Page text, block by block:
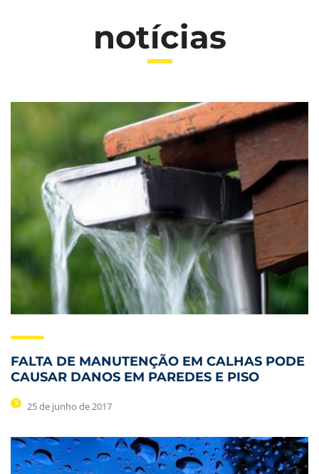
notícias
FALTA DE MANUTENÇÃO EM CALHAS PODE
CAUSAR DANOS EM PAREDES E PISO
25 de junho de 2017